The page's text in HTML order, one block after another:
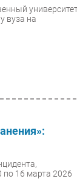
вуза на
по 16 марта 2026